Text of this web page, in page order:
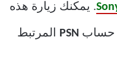
. يمكنك زيارة هذه
حساب PSN المرتبط